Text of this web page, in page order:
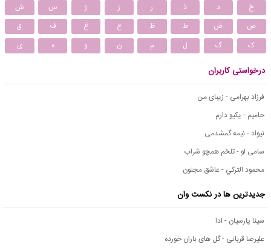
خ
د ذ ر ز ژ س
ش
ص
ض ط ظ ع غ ف
ق
ک
گ ل م ن و ه ی
درخواستی کاربران
فرزاد بهرامی - زیبای من
حامیم - یکیو دارم
نیواد - نیمه گمشدمی
سامی لو - تلخم همچو شراب
محمود التركي - عاشق مجنون
جدیدترین ها در نکست وان
سینا پارسیان - ادا
علیرضا قربانی - گل های باران خورده